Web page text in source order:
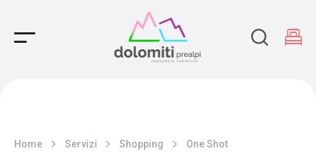
Main Navigation
Home Servizi Shopping One Shot